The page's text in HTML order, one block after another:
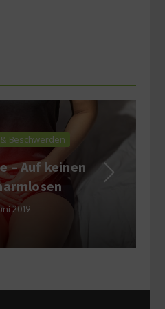
Beschwerden
– Auf keinen
2019